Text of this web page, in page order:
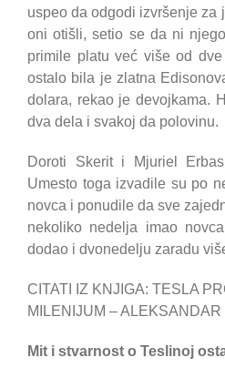
uspeo da odgodi izvršenje za
oni otišli, setio se da ni
primile platu već više od
ostalo bila je zlatna
dolara, rekao je devojkama.
dva dela i svakoj da polovinu.
Doroti Skerit i Mjuriel
Umesto toga izvadile su po
novca i ponudile da sve
nekoliko nedelja imao
dodao i dvonedelju zaradu
CITATI IZ KNJIGA: TESLA
MILENIJUM – ALEKSANDAR
Mit i stvarnost o Teslinoj